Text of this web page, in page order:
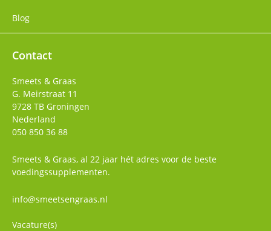
Blog
Contact
Smeets & Graas
G. Meirstraat 11
9728 TB Groningen
Nederland
050 850 36 88
Smeets & Graas, al 22 jaar hét adres voor de beste
voedingssupplementen.
info@smeetsengraas.nl
Vacature(s)